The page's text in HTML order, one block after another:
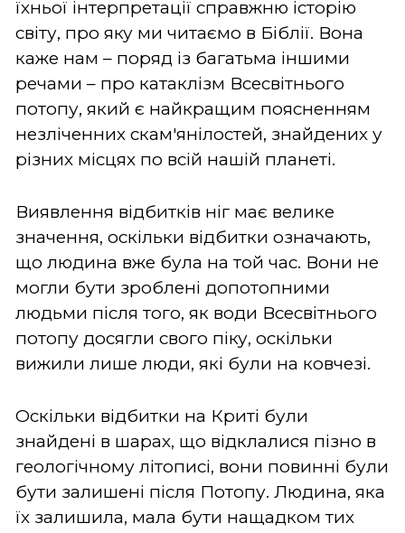
їхньої інтерпретації справжню історію
світу, про яку ми читаємо в Біблії. Вона
каже нам – поряд із багатьма іншими
речами – про катаклізм Всесвітнього
потопу, який є найкращим поясненням
незліченних скам'янілостей, знайдених у
різних місцях по всій нашій планеті.
Виявлення відбитків ніг має велике
значення, оскільки відбитки означають,
що людина вже була на той час. Вони не
могли бути зроблені допотопними
людьми після того, як води Всесвітнього
потопу досягли свого піку, оскільки
вижили лише люди, які були на ковчезі.
Оскільки відбитки на Криті були
знайдені в шарах, що відклалися пізно в
геологічному літописі, вони повинні були
бути залишені після Потопу. Людина, яка
їх залишила, мала бути нащадком тих